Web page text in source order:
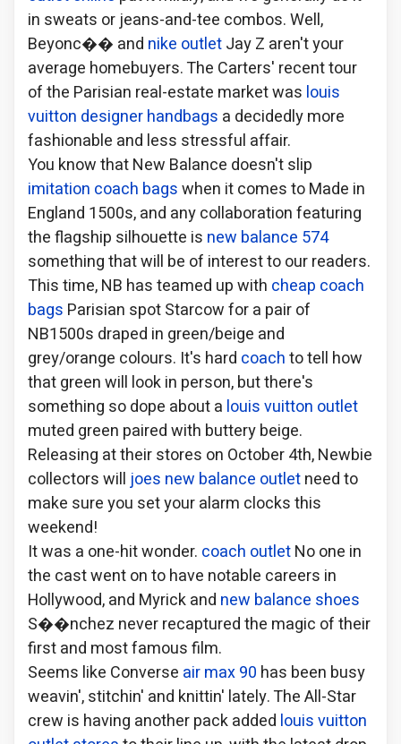
in sweats or jeans-and-tee combos. Well,
Beyonc�� and nike outletJay Z aren't your
average homebuyers. The Carters' recent tour
of the Parisian real-estate market was louis
vuitton designer handbags a decidedly more
fashionable and less stressful affair.
You know that New Balance doesn't slip
imitation coach bagswhen it comes to Made in
England 1500s, and any collaboration featuring
the flagship silhouette is new balance 574
something that will be of interest to our readers.
This time, NB has teamed up with cheap coach
bags Parisian spot Starcow for a pair of
NB1500s draped in green/beige and
grey/orange colours. It's hard coachto tell how
that green will look in person, but there's
something so dope about a louis vuitton outlet
muted green paired with buttery beige.
Releasing at their stores on October 4th, Newbie
collectors will joes new balance outletneed to
make sure you set your alarm clocks this
weekend!
It was a one-hit wonder. coach outletNo one in
the cast went on to have notable careers in
Hollywood, and Myrick and new balance shoes
S��nchez never recaptured the magic of their
first and most famous film.
Seems like Converse air max 90 has been busy
weavin', stitchin' and knittin' lately. The All-Star
crew is having another pack added louis vuitton